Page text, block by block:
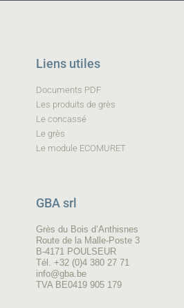
Liens utiles
Documents PDF
Les produits de grès
Le concassé
Le grès
Le module ECOMURET
GBA srl
Grès du Bois d’Anthisnes
Route de la Malle-Poste 3
B-4171 POULSEUR
Tél. +32 (0)4 380 27 71
info@gba.be
TVA BE0419 905 179